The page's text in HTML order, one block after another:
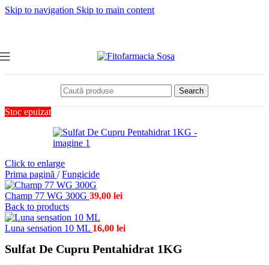
Skip to navigation Skip to main content
Search
Stoc epuizat
Click to enlarge
Prima pagină / Fungicide
Champ 77 WG 300G 39,00 lei
Back to products
Luna sensation 10 ML 16,00 lei
Sulfat De Cupru Pentahidrat 1KG